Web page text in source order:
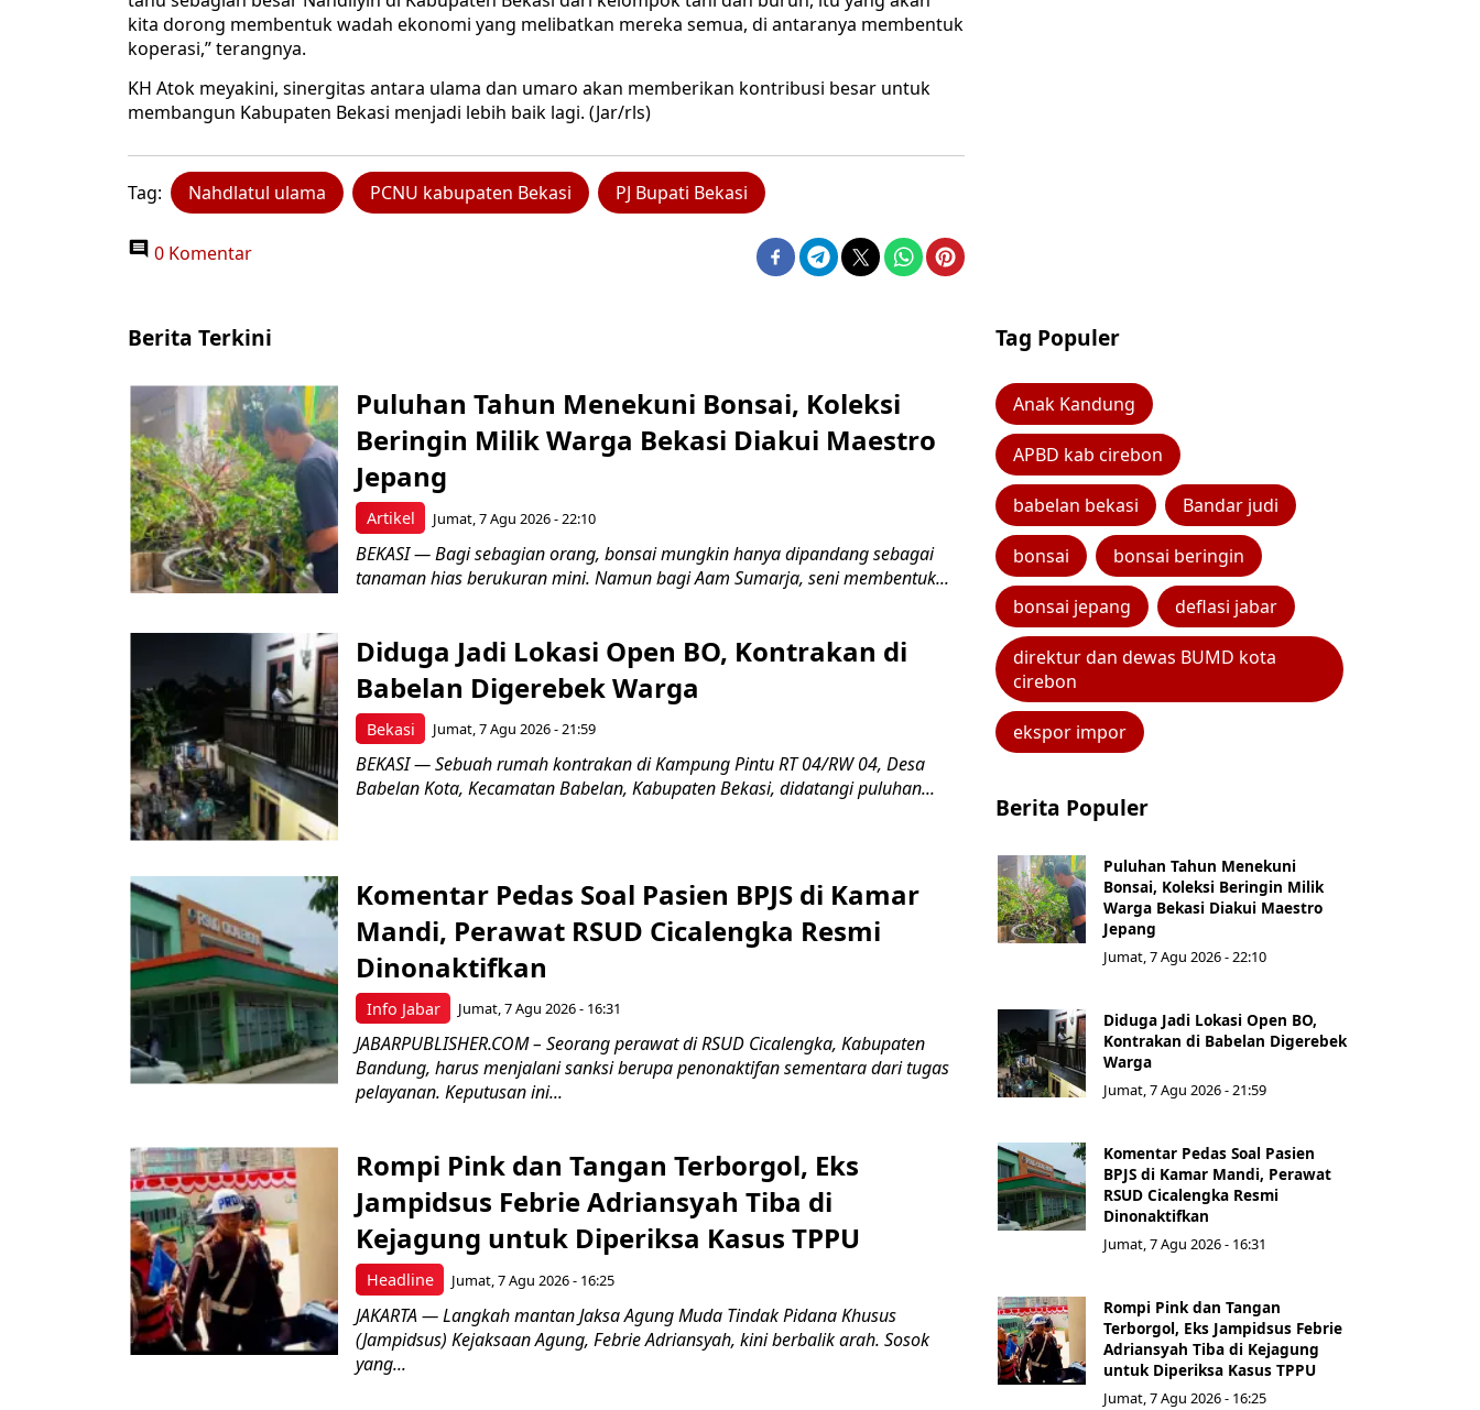
kita dorong membentuk wadah ekonomi yang melibatkan mereka semua, di antaranya membentuk
koperasi,” terangnya.
KH Atok meyakini, sinergitas antara ulama dan umaro akan memberikan kontribusi besar untuk
membangun Kabupaten Bekasi menjadi lebih baik lagi. (Jar/rls)
Tag: Nahdlatul ulama PCNU kabupaten Bekasi PJ Bupati Bekasi
0 Komentar
Berita Terkini
Artikel
Puluhan Tahun Menekuni Bonsai, Koleksi
Beringin Milik Warga Bekasi Diakui Maestro
Jepang
Jumat, 7 Agu 2026 - 22:10
BEKASI — Bagi sebagian orang, bonsai mungkin hanya dipandang sebagai
tanaman hias berukuran mini. Namun bagi Aam Sumarja, seni membentuk...
Bekasi
Diduga Jadi Lokasi Open BO, Kontrakan di
Babelan Digerebek Warga
Jumat, 7 Agu 2026 - 21:59
BEKASI — Sebuah rumah kontrakan di Kampung Pintu RT 04/RW 04, Desa
Babelan Kota, Kecamatan Babelan, Kabupaten Bekasi, didatangi puluhan...
Info Jabar
Komentar Pedas Soal Pasien BPJS di Kamar
Mandi, Perawat RSUD Cicalengka Resmi
Dinonaktifkan
Jumat, 7 Agu 2026 - 16:31
JABARPUBLISHER.COM – Seorang perawat di RSUD Cicalengka, Kabupaten
Bandung, harus menjalani sanksi berupa penonaktifan sementara dari tugas
pelayanan. Keputusan ini...
Headline
Rompi Pink dan Tangan Terborgol, Eks
Jampidsus Febrie Adriansyah Tiba di
Kejagung untuk Diperiksa Kasus TPPU
Jumat, 7 Agu 2026 - 16:25
JAKARTA — Langkah mantan Jaksa Agung Muda Tindak Pidana Khusus
(Jampidsus) Kejaksaan Agung, Febrie Adriansyah, kini berbalik arah. Sosok
yang...
Tag Populer
Anak Kandung
APBD kab cirebon
babelan bekasi Bandar judi
bonsai bonsai beringin
bonsai jepang deflasi jabar
direktur dan dewas BUMD kota
cirebon
ekspor impor
Berita Populer
Puluhan Tahun Menekuni
Bonsai, Koleksi Beringin Milik
Warga Bekasi Diakui Maestro
Jepang
Jumat, 7 Agu 2026 - 22:10
Diduga Jadi Lokasi Open BO,
Kontrakan di Babelan Digerebek
Warga
Jumat, 7 Agu 2026 - 21:59
Komentar Pedas Soal Pasien
BPJS di Kamar Mandi, Perawat
RSUD Cicalengka Resmi
Dinonaktifkan
Jumat, 7 Agu 2026 - 16:31
Rompi Pink dan Tangan
Terborgol, Eks Jampidsus Febrie
Adriansyah Tiba di Kejagung
untuk Diperiksa Kasus TPPU
Jumat, 7 Agu 2026 - 16:25